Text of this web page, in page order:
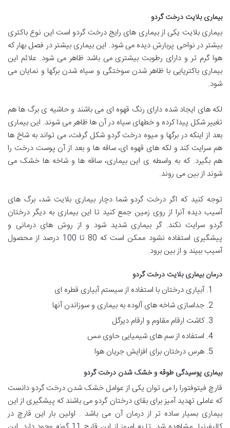
بیماری بلایت درخت گردو
بیماری بلایت یکی از بیماری های رایج درخت گردو است این نوع باکتری
بیشتر در نواحی پربارش دیده می شود. این بیماری بیشتر در فصل بهار که
هوا گرم تر و دارای رطوبت بیشتری می باشد ظاهر می شود. علائم این
بیماری باکتریایی با ظاهر شدن سوختگی و سیاه شدن برگها و نمایان می
شود.
لکه های ایجاد شده دارای رنگ قهوه ای می باشند و حاشیه ی برگ ها هم
تغییر شکل پیدا کرده و خطهای سیاه در آن ها ظاهر می شوند. این بیماری
بعد از اینکه در برگها و میوه درخت گردو شکل گرفت، می تواند به شاخ ها
هم سرایت کند و لکه های قهوه ای، ساقه ها و بعد از آن پوست درخت را
هم بگیرد. که به واسطه ی این بیماری، ساقه ها و شاخه ها خشک می
شوند از بین می روند.
توجه کنید که اگر درخت گردو شما دچار بیماری بلایت شد، برگ های
آسیب دیده آنرا از روی زمین جمع کنید تا این بیماری به دیگر درختان
گردو سرایت نکند. گر بیماری شدید شود و از روش های درمانی و
پیشگیری استفاده نشود ممکن است که 80 تا 100 درصد از محصول
آسیب ببیند و از بین برود.
درمان بیماری بلایت درخت گردو
آبیاری درختان با استفاده از سیستم آبیاری قطره ای
جداسازی شاخه های آلوده به بیماری و سوزاندن آنها
کاشت ارقام مقاوم و ارقام دیرگل
استفاده از سم های شیمیایی حاوی مس
هرس درختان برای افزایش جریان هوا
بیماری پوسیدگی طوقه و خشک شدن درخت گردو
قارچ فیتوفتورا را می توان یکی از عوامل خشک شدن درخت گردو دانست
که عاملی تهدید آمیز برای بقای درختان گردو می باشند که پیشگیری از این
بیماری بسیار ساده تر از درمان آن می باشد . اولین بار این قارچ در